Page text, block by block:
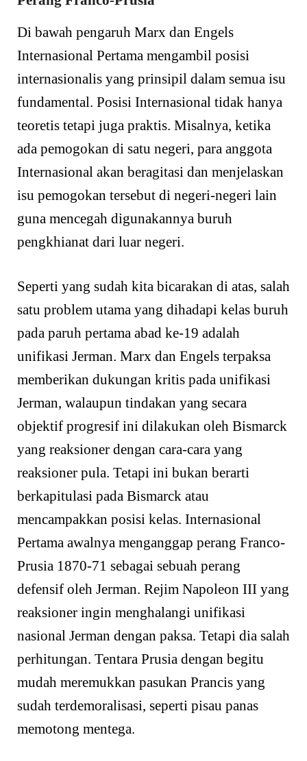
Di bawah pengaruh Marx dan Engels
Internasional Pertama mengambil posisi
internasionalis yang prinsipil dalam semua isu
fundamental. Posisi Internasional tidak hanya
teoretis tetapi juga praktis. Misalnya, ketika
ada pemogokan di satu negeri, para anggota
Internasional akan beragitasi dan menjelaskan
isu pemogokan tersebut di negeri-negeri lain
guna mencegah digunakannya buruh
pengkhianat dari luar negeri.
Seperti yang sudah kita bicarakan di atas, salah
satu problem utama yang dihadapi kelas buruh
pada paruh pertama abad ke-19 adalah
unifikasi Jerman. Marx dan Engels terpaksa
memberikan dukungan kritis pada unifikasi
Jerman, walaupun tindakan yang secara
objektif progresif ini dilakukan oleh Bismarck
yang reaksioner dengan cara-cara yang
reaksioner pula. Tetapi ini bukan berarti
berkapitulasi pada Bismarck atau
mencampakkan posisi kelas. Internasional
Pertama awalnya menganggap perang Franco-
Prusia 1870-71 sebagai sebuah perang
defensif oleh Jerman. Rejim Napoleon III yang
reaksioner ingin menghalangi unifikasi
nasional Jerman dengan paksa. Tetapi dia salah
perhitungan. Tentara Prusia dengan begitu
mudah meremukkan pasukan Prancis yang
sudah terdemoralisasi, seperti pisau panas
memotong mentega.